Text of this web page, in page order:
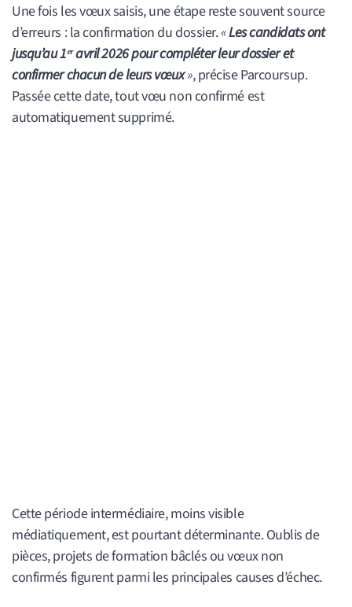
Une fois les vœux saisis, une étape reste souvent source
d’erreurs : la confirmation du dossier.«Les candidats ont
jusqu’au 1ᵉʳ avril 2026 pour compléter leur dossier et
confirmer chacun de leurs vœux», précise Parcoursup.
Passée cette date, tout vœu non confirmé est
automatiquement supprimé.
Cette période intermédiaire, moins visible
médiatiquement, est pourtant déterminante. Oublis de
pièces, projets de formation bâclés ou vœux non
confirmés figurent parmi les principales causes d’échec.